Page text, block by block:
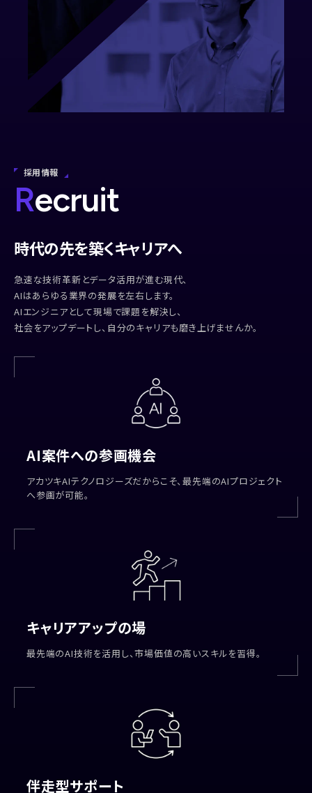
採用情報
Recruit
時代の先を築くキャリアへ
急速な技術革新とデータ活用が進む現代、
AIはあらゆる業界の発展を左右します。
AIエンジニアとして現場で課題を解決し、
社会をアップデートし、自分のキャリアも磨き上げませんか。
AI案件への参画機会
アカツキAIテクノロジーズだからこそ、最先端のAIプロジェクト
へ参画が可能。
キャリアアップの場
最先端のAI技術を活用し、市場価値の高いスキルを習得。
伴走型サポート